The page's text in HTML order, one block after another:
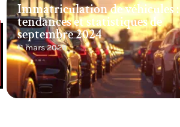
Immatriculation de véhicules :
tendances et statistiques de
septembre 2024
11 mars 2026